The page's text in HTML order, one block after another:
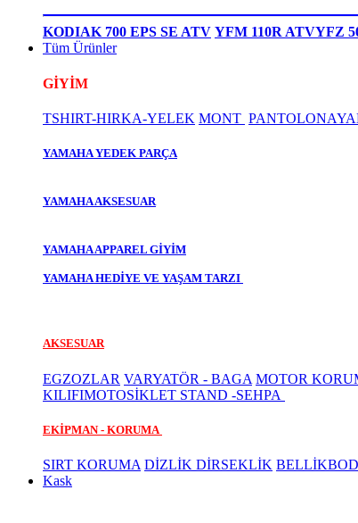
KODIAK 700 EPS SE ATV YFM 110R ATVYFZ
Tüm Ürünler
GİYİM
TSHIRT-HIRKA-YELEK MONT PANTOLON
YAMAHA YEDEK PARÇA
YAMAHA AKSESUAR
YAMAHA APPAREL GİYİM
YAMAHA HEDİYE VE YAŞAM TARZI
AKSESUAR
EGZOZLAR VARYATÖR - BAGA MOTOR
KILIFIMOTOSİKLET STAND -SEHPA
EKİPMAN - KORUMA
SIRT KORUMA DİZLİK DİRSEKLİK BELLİK
Kask